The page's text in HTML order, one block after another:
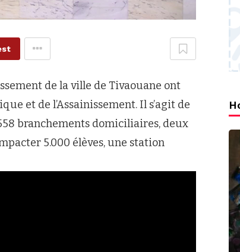
de la ville de Tivaouane ont
et de l’Assainissement. Il s’agit de
branchements domiciliaires, deux
5.000 élèves, une station